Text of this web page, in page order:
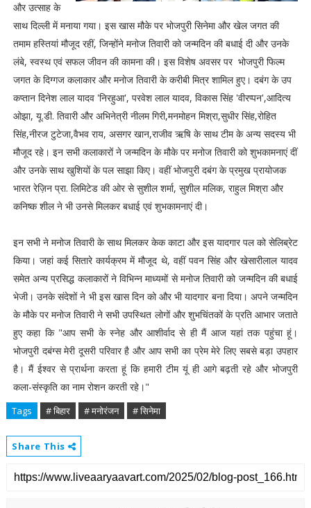
और उत्साह के
साथ दिल्ली में मनाया गया। इस खास मौके पर भोजपुरी सिनेमा और खेल जगत की
तमाम हस्तियां मौजूद रहीं, जिन्होंने मनोज तिवारी को जन्मदिन की बधाई दी और उनके
लंबे, स्वस्थ एवं सफल जीवन की कामना की। इस विशेष अवसर पर भोजपुरी फिल्म
जगत के दिग्गज कलाकार और मनोज तिवारी के करीबी मित्र शामिल हुए। दबंग के उप
कप्तान दिनेश लाल यादव 'निरहुआ', परवेश लाल यादव, विकास सिंह 'वीरप्पन',आदित्य
ओझा, यू.डी. तिवारी और अभिनेत्री नीलम गिरी,मनमोहन मिश्रा,सुधीर सिंह,रोहित
सिंह,नीरज टुटेजा,वैभव राय, असगर खान,राजीव ऋषि के साथ टीम के अन्य सदस्य भी
मौजूद रहे। इन सभी कलाकारों ने जन्मदिन के मौके पर मनोज तिवारी को शुभकामनाएं दीं
और उनके साथ खुशियों के पल साझा किए। वहीं भोजपुरी दबंग के प्रमुख प्रायोजक
भारत रेज़िन प्रा. लिमिटेड की ओर से सुशील शर्मा, सुशील मलिक, राहुल मिश्रा और
कनिष्क शील ने भी उनसे मिलकर बधाई एवं शुभकामनाएं दी।
इन सभी ने मनोज तिवारी के साथ मिलकर केक काटा और इस यादगार पल को सेलिब्रेट
किया। जहां कई सितारे कार्यक्रम में मौजूद थे, वहीं पवन सिंह और खेसारीलाल यादव
समेत अन्य प्रसिद्ध कलाकारों ने विभिन्न माध्यमों से मनोज तिवारी को जन्मदिन की बधाई
भेजी। उनके संदेशों ने भी इस खास दिन को और भी यादगार बना दिया। अपने जन्मदिन
के मौके पर मनोज तिवारी ने सभी उपस्थित लोगों और शुभचिंतकों के प्रति आभार जताते
हुए कहा कि "आप सभी के स्नेह और आशीर्वाद से ही मैं आज यहां तक पहुंचा हूं।
भोजपुरी दबंग्स मेरी दूसरी परिवार है और आप सभी का प्रेम मेरे लिए सबसे बड़ा उपहार
है। मैं ईश्वर से प्रार्थना करता हूं कि हमारी टीम यूं ही आगे बढ़ती रहे और भोजपुरी
कला-संस्कृति का नाम रोशन करती रहे।"
Tags # बिहार # मनोरंजन # सिनेमा
Share This